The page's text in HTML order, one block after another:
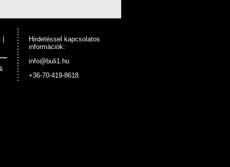
Hirdetéssel kapcsolatos
információk:
info@buli1.hu
+36-70-419-8618